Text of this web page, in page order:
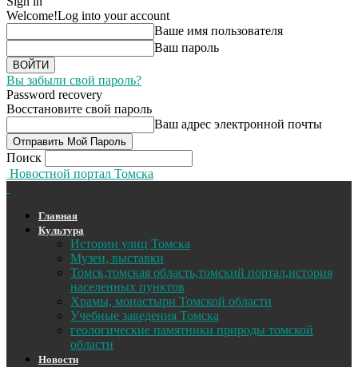
Welcome!Log into your account
Ваше имя пользователя
Ваш пароль
Вы забыли свой пароль?
Password recovery
Восстановите свой пароль
Ваш адрес электронной почты
Поиск
Новостной портал Томска
Главная
Культура
Истории улиц Томска
Музеи, выставки
Томск,томская область,томский портал,история
населенных пунктов
Храмы, монастыри Томской области
Учебные заведения Томска
геологические памятники природы томской
области
Новости